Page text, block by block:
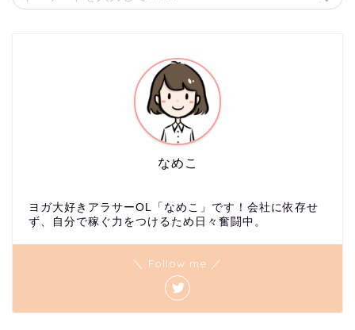
なめこ
ヨガ大好きアラサーOL「なめこ」です！会社に依存せ
ず、自分で稼ぐ力をつけるため日々奮闘中。
＼ Follow me ／